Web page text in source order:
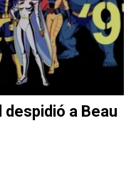
a Beau